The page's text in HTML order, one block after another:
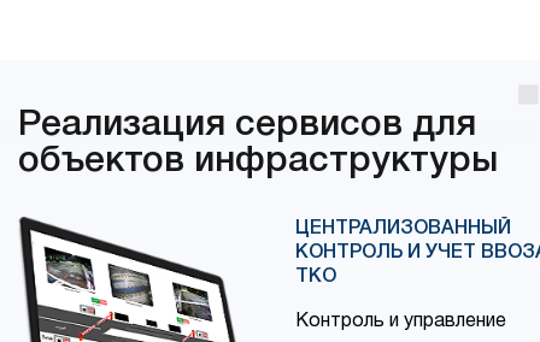
Реализация сервисов для
объектов инфраструктуры
ЦЕНТРАЛИЗОВАННЫЙ
КОНТРОЛЬ И УЧЕТ
ТКО
Контроль и управление